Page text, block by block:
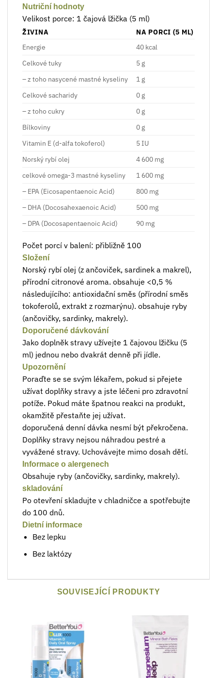
Nutriční hodnoty
Velikost porce: 1 čajová lžička (5 ml)
ŽIVINA
NA PORCI (5 ML)
Energie
40 kcal
Celkové tuky
5 g
– z toho nasycené mastné kyseliny
1 g
Celkové sacharidy
0 g
– z toho cukry
0 g
Bílkoviny
0 g
Vitamin E (d-alfa tokoferol)
5 IU
Norský rybí olej
4 600 mg
celkové omega-3 mastné kyseliny
1 600 mg
– EPA (Eicosapentaenoic Acid)
800 mg
– DHA (Docosahexaenoic Acid)
500 mg
– DPA (Docosapentaenoic Acid)
90 mg
Počet porcí v balení: přibližně 100
Složení
Norský rybí olej (z ančoviček, sardinek a makrel),
přírodní citronové aroma. obsahuje <0,5 %
následujícího: antioxidační směs (přírodní směs
tokoferolů, extrakt z rozmarýnu). obsahuje ryby
(ančovičky, sardinky, makrely).
Doporučené dávkování
Jako doplněk stravy užívejte 1 čajovou lžičku (5
ml) jednou nebo dvakrát denně při jídle.
Upozornění
Poraďte se se svým lékařem, pokud si přejete
užívat doplňky stravy a jste léčeni pro zdravotní
potíže. Pokud máte špatnou reakci na produkt,
okamžitě přestaňte jej užívat.
doporučená denní dávka nesmí být překročena.
Doplňky stravy nejsou náhradou pestré a
vyvážené stravy. Uchovávejte mimo dosah dětí.
Informace o alergenech
Obsahuje ryby (ančovičky, sardinky, makrely).
skladování
Po otevření skladujte v chladničce a spotřebujte
do 100 dnů.
Dietní informace
Bez lepku
Bez laktózy
SOUVISEJÍCÍ PRODUKTY